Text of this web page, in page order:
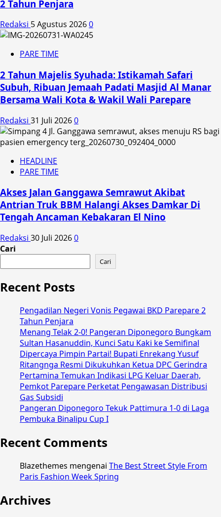
2 Tahun Penjara
Redaksi 5 Agustus 20260
PARE TIME
2 Tahun Majelis Syuhada: Istikamah Safari
Subuh, Ribuan Jemaah Padati Masjid Al Manar
Bersama Wali Kota & Wakil Wali Parepare
Redaksi 31 Juli 20260
HEADLINE
PARE TIME
Akses Jalan Ganggawa Semrawut Akibat
Antrian Truk BBM Halangi Akses Damkar Di
Tengah Ancaman Kebakaran El Nino
Redaksi 30 Juli 20260
Cari
Cari
Recent Posts
Pengadilan Negeri Vonis Pegawai BKD Parepare 2
Tahun Penjara
Menang Telak 2-0! Pangeran Diponegoro Bungkam
Sultan Hasanuddin, Kunci Satu Kaki ke Semifinal
Dipercaya Pimpin Partai! Bupati Enrekang Yusuf
Ritangnga Resmi Dikukuhkan Ketua DPC Gerindra
Pertamina Temukan Indikasi LPG Keluar Daerah,
Pemkot Parepare Perketat Pengawasan Distribusi
Gas Subsidi
Pangeran Diponegoro Tekuk Pattimura 1-0 di Laga
Pembuka Binalipu Cup I
Recent Comments
Blazethemes mengenai The Best Street Style From
Paris Fashion Week Spring
Archives